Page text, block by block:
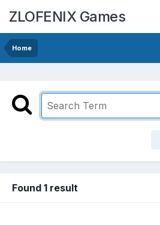
ZLOFENIX Games
Home
Found 1 result